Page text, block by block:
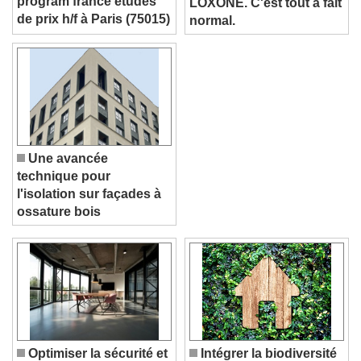
Video Player is loading.
Play Video
Play
Skip Backward
Skip Forward
Unmute
Current Time0:00
program france etudes
de prix h/f à Paris (75015)
LOXONE. C'est tout à fait
normal.
Une avancée
technique pour
l'isolation sur façades à
ossature bois